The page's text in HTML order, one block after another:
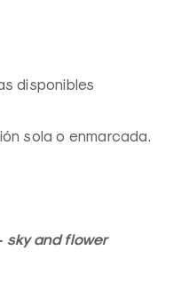
disponibles
sola o enmarcada.
sky and flower